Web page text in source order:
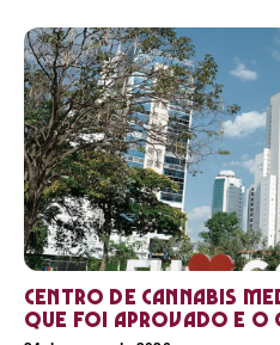
Centro de cannabis
que foi aprovado e o